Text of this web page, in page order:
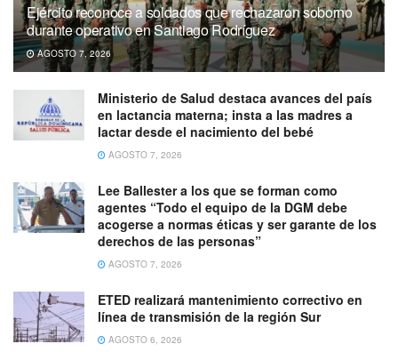
Ejército reconoce a soldados que rechazaron soborno
durante operativo en Santiago Rodríguez
AGOSTO 7, 2026
Ministerio de Salud destaca avances del país
en lactancia materna; insta a las madres a
lactar desde el nacimiento del bebé
AGOSTO 7, 2026
Lee Ballester a los que se forman como
agentes “Todo el equipo de la DGM debe
acogerse a normas éticas y ser garante de los
derechos de las personas”
AGOSTO 7, 2026
ETED realizará mantenimiento correctivo en
línea de transmisión de la región Sur
AGOSTO 6, 2026